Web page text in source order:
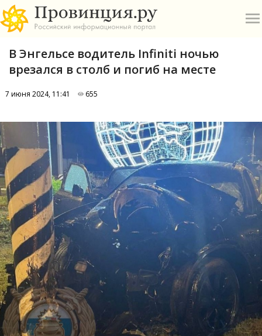
Б
В
Е
И
О
П
С
В Энгельсе водитель Infiniti ночью
врезался в столб и погиб на месте
7 июня 2024, 11:41 655